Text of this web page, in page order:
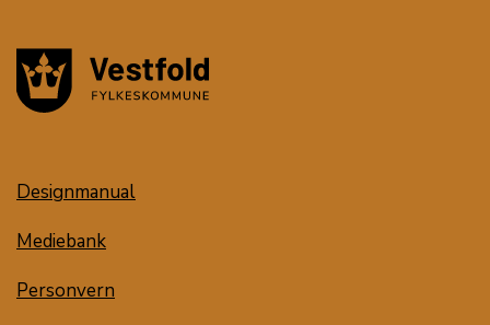
Designmanual
Mediebank
Personvern